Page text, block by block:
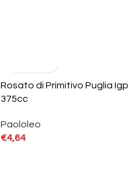
Rosato di Primitivo Puglia Igp
375cc
Paololeo
€4,64